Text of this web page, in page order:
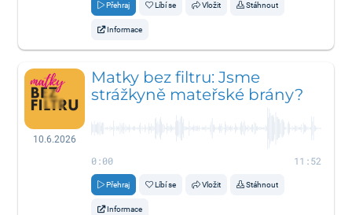
Přehraj Líbí se Vložit Stáhnout
Informace
10.6.2026
Matky bez filtru: Jsme
strážkyně mateřské brány?
0:00 11:52
Přehraj Líbí se Vložit Stáhnout
Informace